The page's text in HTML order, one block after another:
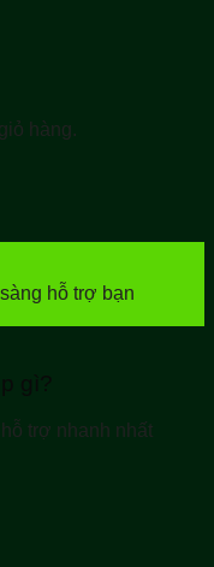
hàng.
hỗ trợ bạn
gì?
trợ nhanh nhất